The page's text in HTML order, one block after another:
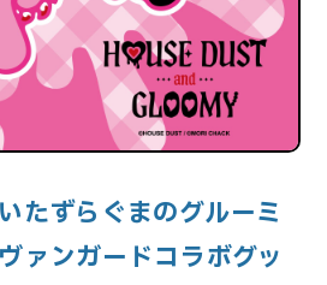
たずらぐまのグルーミ
ァンガードコラボグッ